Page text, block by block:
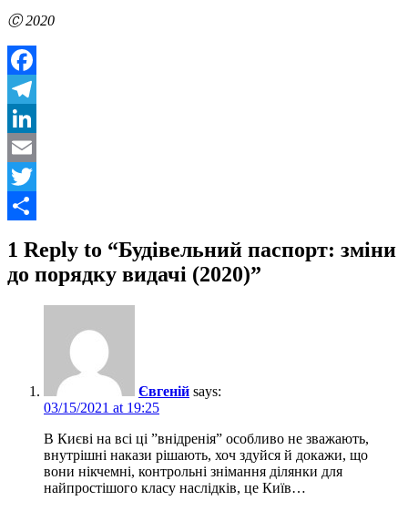
Ⓒ 2020
Facebook
Telegram
LinkedIn
Email
Twitter
1 Reply to “Будівельний паспорт: зміни
до порядку видачі (2020)”
Євгеній says:
03/15/2021 at 19:25
В Києві на всі ці ”внідренія” особливо не зважають,
внутрішні накази рішають, хоч здуйся й докажи, що
вони нікчемні, контрольні знімання ділянки для
найпростішого класу наслідків, це Київ…